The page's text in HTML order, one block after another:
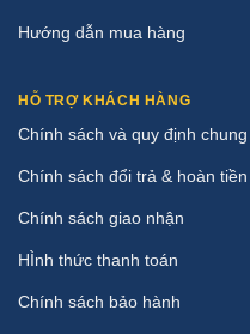
Hướng dẫn mua hàng
HỖ TRỢ KHÁCH HÀNG
Chính sách và quy định chung
Chính sách đổi trả & hoàn tiền
Chính sách giao nhận
HÌnh thức thanh toán
Chính sách bảo hành